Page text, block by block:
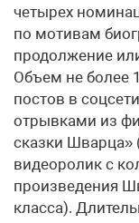
четырех
по мотивам
продолжение
Объем не более
постов в
отрывками из
сказки Шварца»
видеоролик с
произведения
класса).